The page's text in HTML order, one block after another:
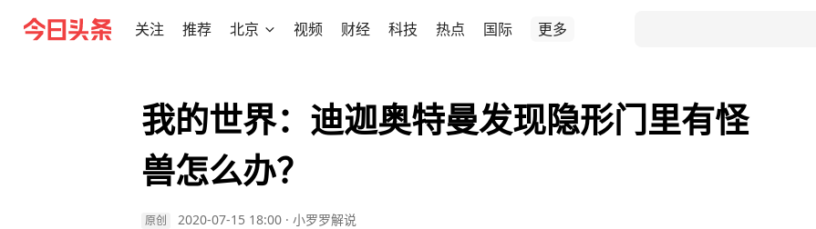
关注 推荐 北京 视频 财经 科技 热点 国际 更多
我的世界：迪迦奥特曼发现隐形门里有怪
兽怎么办？
原创 2020-07-15 18:00 · 小罗罗解说